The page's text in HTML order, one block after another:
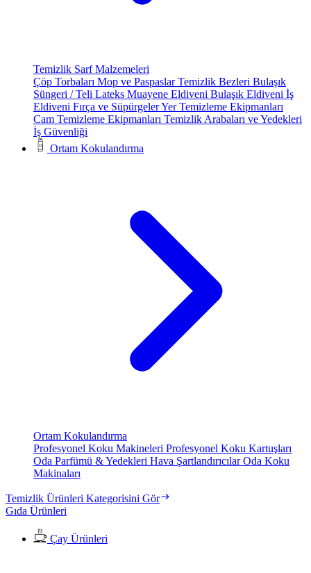
Temizlik Sarf Malzemeleri
Çöp Torbaları Mop ve PaspaslarTemizlik Bezleri Bulaşık
Süngeri / Teli Lateks Muayene Eldiveni Bulaşık Eldiveni İş
Eldiveni Fırça ve SüpürgelerYer Temizleme Ekipmanları
Cam Temizleme Ekipmanları Temizlik Arabaları ve Yedekleri
İş Güvenliği
Ortam Kokulandırma
Ortam Kokulandırma
Profesyonel Koku Makineleri Profesyonel Koku Kartuşları
Oda Parfümü & Yedekleri Hava ŞartlandırıcılarOda Koku
Makinaları
Temizlik Ürünleri Kategorisini Gör
Gıda Ürünleri
Çay Ürünleri